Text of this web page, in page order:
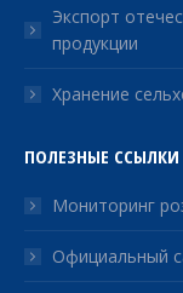
Экспорт
продукции
Хранение
ПОЛЕЗНЫЕ ССЫЛКИ
Мониторинг
Официальный